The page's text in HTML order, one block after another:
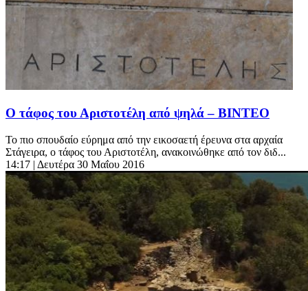
Ο τάφος του Αριστοτέλη από ψηλά – ΒΙΝΤΕΟ
Το πιο σπουδαίο εύρημα από την εικοσαετή έρευνα στα αρχαία
Στάγειρα, ο τάφος του Αριστοτέλη, ανακοινώθηκε από τον διδ...
14:17 | Δευτέρα 30 Μαΐου 2016